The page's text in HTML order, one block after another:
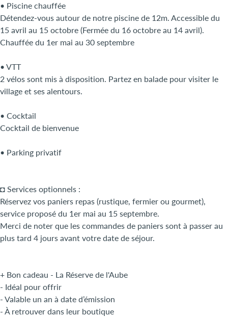
• Piscine chauffée
Détendez-vous autour de notre piscine de 12m. Accessible du
15 avril au 15 octobre (Fermée du 16 octobre au 14 avril).
Chauffée du 1er mai au 30 septembre
• VTT
2 vélos sont mis à disposition. Partez en balade pour visiter le
village et ses alentours.
• Cocktail
Cocktail de bienvenue
• Parking privatif
◘ Services optionnels :
Réservez vos paniers repas (rustique, fermier ou gourmet),
service proposé du 1er mai au 15 septembre.
Merci de noter que les commandes de paniers sont à passer au
plus tard 4 jours avant votre date de séjour.
+ Bon cadeau - La Réserve de l'Aube
- Idéal pour offrir
- Valable un an à date d’émission
- À retrouver dans leur boutique